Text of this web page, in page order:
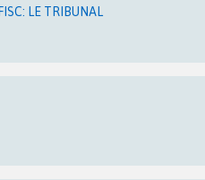
LE TRIBUNAL